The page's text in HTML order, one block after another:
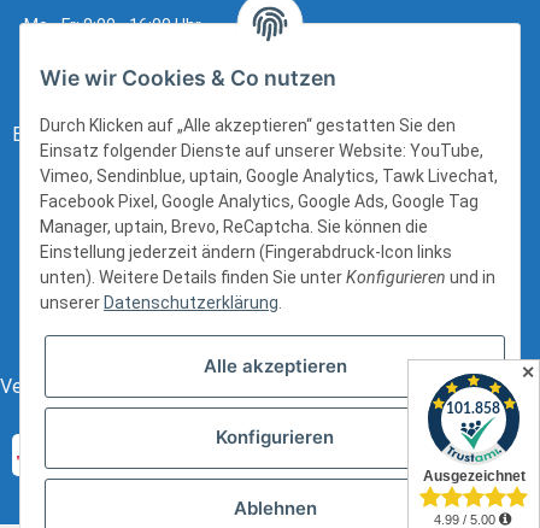
Mo - Fr: 8:00 - 16:00 Uhr
Bezahlung:
Versand:
Wie wir Cookies & Co nutzen
Durch Klicken auf „Alle akzeptieren“ gestatten Sie den
Einsatz folgender Dienste auf unserer Website: YouTube,
Vimeo, Sendinblue, uptain, Google Analytics, Tawk Livechat,
Facebook Pixel, Google Analytics, Google Ads, Google Tag
Manager, uptain, Brevo, ReCaptcha. Sie können die
Einstellung jederzeit ändern (Fingerabdruck-Icon links
unten). Weitere Details finden Sie unterKonfigurieren und in
unserer Datenschutzerklärung.
Alle akzeptieren
Konfigurieren
Ablehnen
✕